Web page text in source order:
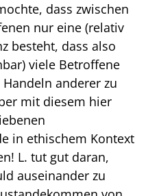
dass zwischen
nur eine (relativ
besteht, dass also
viele Betroffene
anderer zu
mit diesem hier
in ethischem Kontext
L. tut gut daran,
auseinander zu